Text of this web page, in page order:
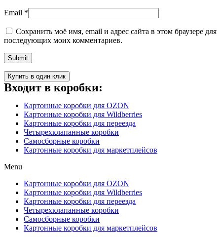
Email *
Сохранить моё имя, email и адрес сайта в этом браузере для
последующих моих комментариев.
Купить в один клик
Входит в коробки:
Картонные коробки для OZON
Картонные коробки для Wildberries
Картонные коробки для переезда
Четырехклапанные коробки
Самосборные коробки
Картонные коробки для маркетплейсов
Menu
Картонные коробки для OZON
Картонные коробки для Wildberries
Картонные коробки для переезда
Четырехклапанные коробки
Самосборные коробки
Картонные коробки для маркетплейсов